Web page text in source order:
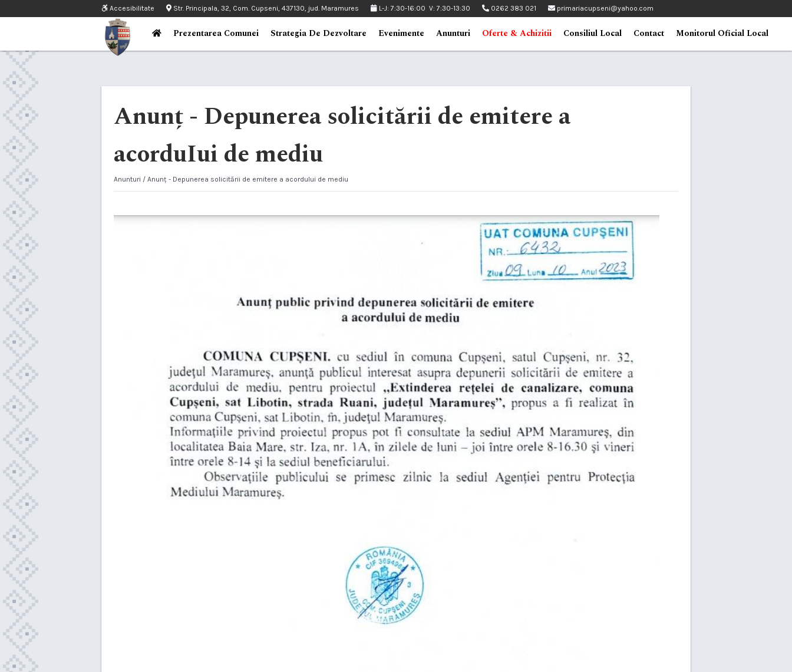
Accesibilitate Str. Principala, 32, Com. Cupseni, 437130, jud. Maramures L-J: 7:30-16:00 V: 7:30-13:30 0262 383 021 primariacupseni@yahoo.com
Prezentarea Comunei Strategia De Dezvoltare Evenimente Anunturi Oferte & Achizitii Consiliul Local Contact Monitorul Oficial Local
Anunț - Depunerea solicitării de emitere a
acorduIui de mediu
Anunturi / Anunț - Depunerea solicitării de emitere a acorduIui de mediu